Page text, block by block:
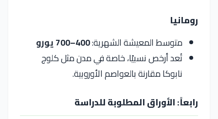
رومانيا
متوسط المعيشة الشهرية:400–700 يورو
تُعد أرخص نسبيًا، خاصة في مدن مثل كلوج
نابوكا مقارنة بالعواصم الأوروبية.
رابعاً: الأوراق المطلوبة للدراسة